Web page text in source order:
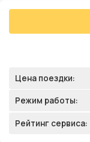
Цена поездки:
Режим работы:
Рейтинг сервиса: